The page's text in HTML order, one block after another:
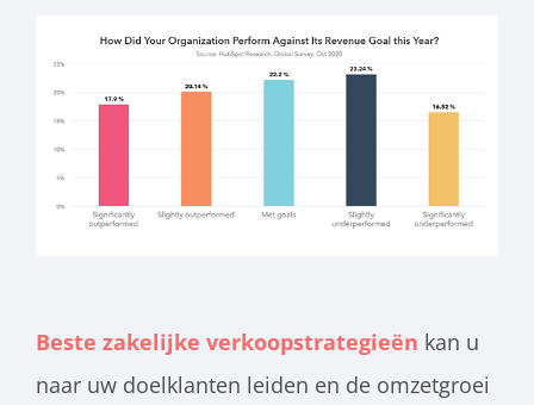
Beste zakelijke verkoopstrategieën kan u
naar uw doelklanten leiden en de omzetgroei